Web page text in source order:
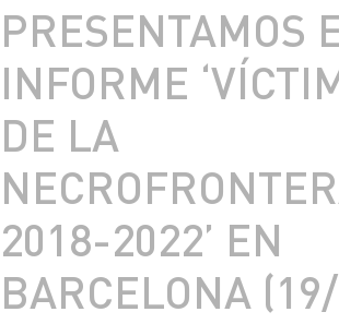
PRESENTAMOS
INFORME
DE LA
2018-2022’ EN
BARCELONA